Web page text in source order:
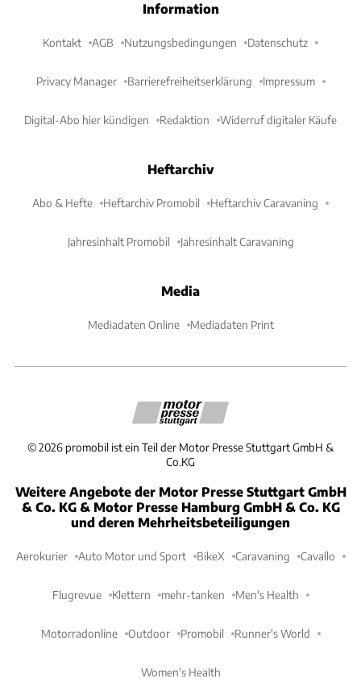
Information
Kontakt AGB Nutzungsbedingungen Datenschutz
Privacy Manager Barrierefreiheitserklärung Impressum
Digital-Abo hier kündigen Redaktion Widerruf digitaler Käufe
Heftarchiv
Abo & Hefte Heftarchiv Promobil Heftarchiv Caravaning
Jahresinhalt Promobil Jahresinhalt Caravaning
Media
Mediadaten Online Mediadaten Print
©2026 promobil ist ein Teil der Motor Presse Stuttgart GmbH &
Co.KG
Weitere Angebote der Motor Presse Stuttgart GmbH
& Co. KG & Motor Presse Hamburg GmbH & Co. KG
und deren Mehrheitsbeteiligungen
Aerokurier Auto Motor und Sport BikeX Caravaning Cavallo
Flugrevue Klettern mehr-tanken Men's Health
Motorradonline Outdoor Promobil Runner's World
Women's Health